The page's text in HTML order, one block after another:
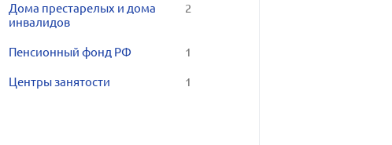
Дома престарелых и дома
инвалидов
2
Пенсионный фонд РФ 1
Центры занятости 1